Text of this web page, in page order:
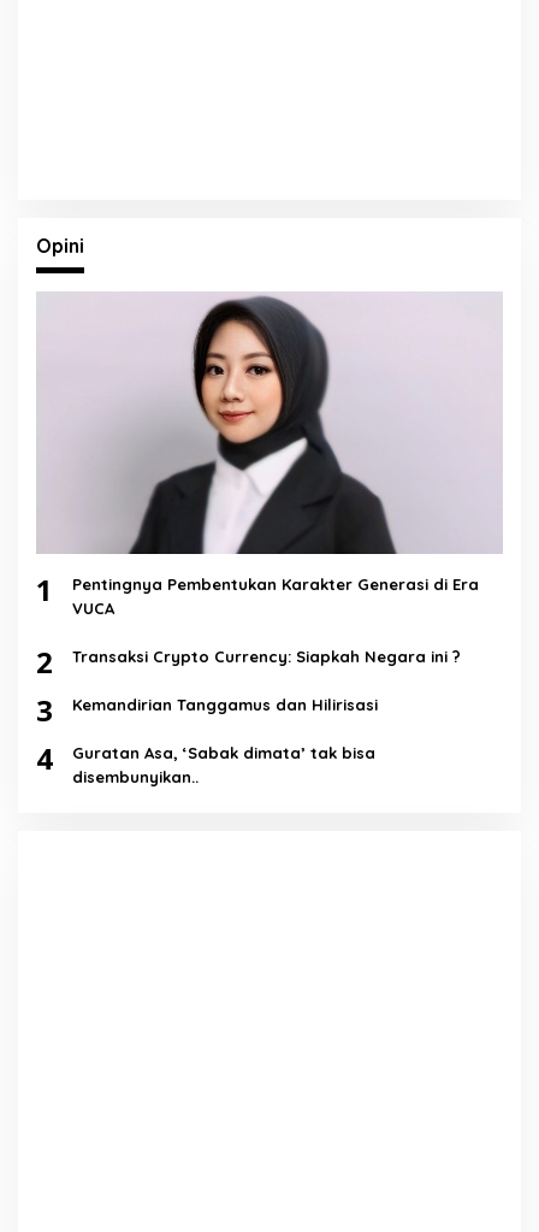
Opini
1
Pentingnya Pembentukan Karakter Generasi di Era
VUCA
2 Transaksi Crypto Currency: Siapkah Negara ini ?
3 Kemandirian Tanggamus dan Hilirisasi
4
Guratan Asa, ‘Sabak dimata’ tak bisa
disembunyikan..